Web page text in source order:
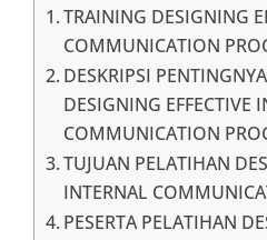
TRAINING DESIGNING
COMMUNICATION
DESKRIPSI
DESIGNING EFFECTIVE
COMMUNICATION
TUJUAN PELATIHAN
INTERNAL
PESERTA PELATIHAN